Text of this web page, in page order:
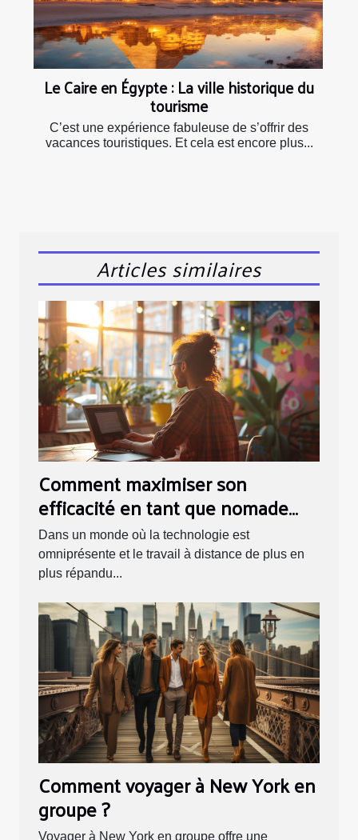
Le Caire en Égypte : La ville historique du
tourisme
C’est une expérience fabuleuse de s’offrir des
vacances touristiques. Et cela est encore plus...
Articles similaires
Comment maximiser son
efficacité en tant que nomade
digital
Dans un monde où la technologie est
omniprésente et le travail à distance de plus en
plus répandu...
Comment voyager à New York en
groupe ?
Voyager à New York en groupe offre une